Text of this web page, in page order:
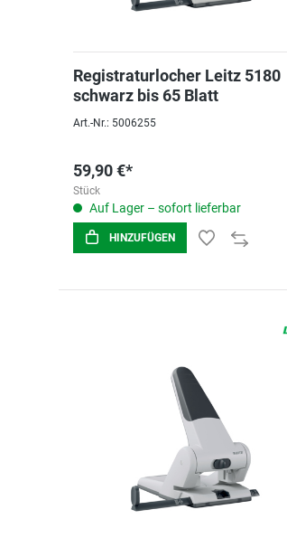
Registraturlocher Leitz 5180
schwarz bis 65 Blatt
Art.-Nr.: 5006255
59,90 €*
Stück
Auf Lager – sofort lieferbar
HINZUFÜGEN